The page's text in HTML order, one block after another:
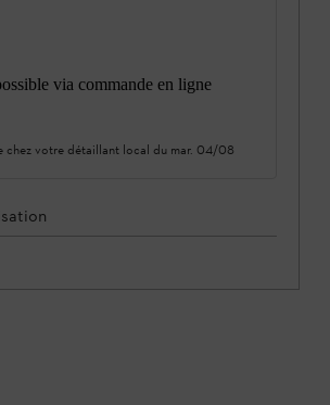
via commande en ligne
chez votre détaillant local du mar. 04/08